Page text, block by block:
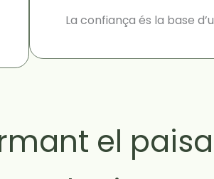
La confiança és la base
el